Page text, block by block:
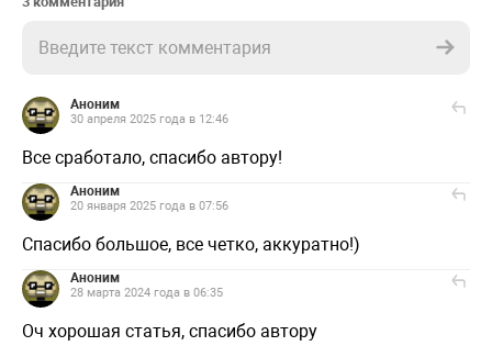
Введите текст комментария
Аноним
30 апреля 2025 года в 12:46
Все сработало, спасибо автору!
Аноним
20 января 2025 года в 07:56
Спасибо большое, все четко, аккуратно!)
Аноним
28 марта 2024 года в 06:35
Оч хорошая статья, спасибо автору